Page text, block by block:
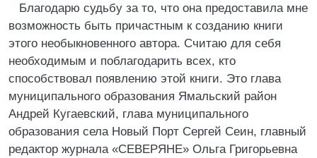
Благодарю судьбу за то, что она предоставила мне
возможность быть причастным к созданию книги
этого необыкновенного автора. Считаю для себя
необходимым и поблагодарить всех, кто
способствовал появлению этой книги. Это глава
муниципального образования Ямальский район
Андрей Кугаевский, глава муниципального
образования села Новый Порт Сергей Сеин, главный
редактор журнала «СЕВЕРЯНЕ» Ольга Григорьевна